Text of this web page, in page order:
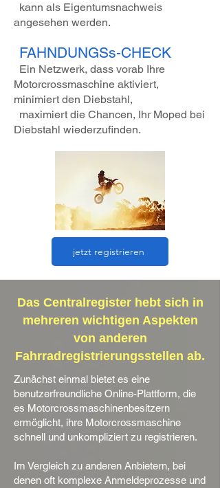
kann als Eigentumsnachweis
angesehen werden.
FAHNDUNGSs-CHECK
Ein Netzwerk, dass vorab Ihre
Motorcrossmaschine aktiviert,
minimiert den Diebstahl,
maximiert die Chancen, Ihr Moped bei
Diebstahl wiederzufinden.
jetzt registrieren
Das Centralregister hebt sich in
mehreren wichtigen Aspekten
von anderen
Fahrradregistrierungsstellen ab.
Zunächst einmal bietet es eine
benutzerfreundliche Online-Plattform, die
es Motorcrossmaschinenbesitzern
ermöglicht, ihre Motorcrossmaschine
schnell und unkompliziert zu registrieren.
Im Vergleich zu anderen Anbietern, bei
denen oft komplexe Anmeldeprozesse und